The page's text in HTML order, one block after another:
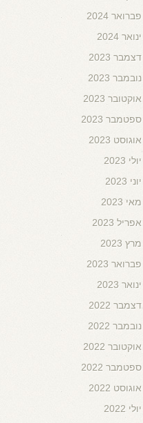
פברואר 2024
ינואר 2024
דצמבר 2023
נובמבר 2023
אוקטובר 2023
ספטמבר 2023
אוגוסט 2023
יולי 2023
יוני 2023
מאי 2023
אפריל 2023
מרץ 2023
פברואר 2023
ינואר 2023
דצמבר 2022
נובמבר 2022
אוקטובר 2022
ספטמבר 2022
אוגוסט 2022
יולי 2022